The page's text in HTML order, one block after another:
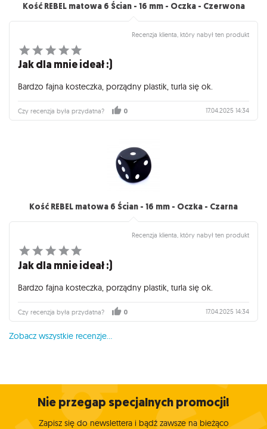
Kość REBEL matowa 6 Ścian - 16 mm - Oczka - Czerwona
Recenzja klienta, który nabył ten produkt
Jak dla mnie ideał :)
Bardzo fajna kosteczka, porządny plastik, turla się ok.
Czy recenzja była przydatna? 0 17.04.2025 14:34
Kość REBEL matowa 6 Ścian - 16 mm - Oczka - Czarna
Recenzja klienta, który nabył ten produkt
Jak dla mnie ideał :)
Bardzo fajna kosteczka, porządny plastik, turla się ok.
Czy recenzja była przydatna? 0 17.04.2025 14:34
Zobacz wszystkie recenzje...
Nie przegap specjalnych promocji!
Zapisz się do newslettera i bądź zawsze na bieżąco